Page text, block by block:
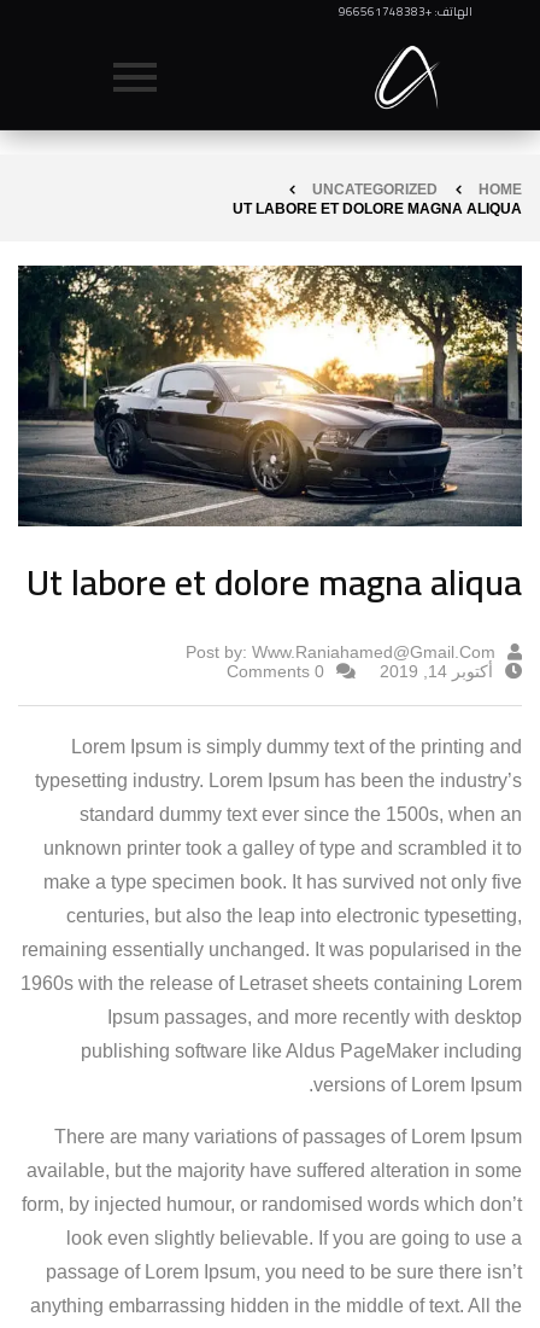
الهاتف: +966561748383
HOME
UNCATEGORIZED
UT LABORE ET DOLORE MAGNA ALIQUA
Ut labore et dolore magna aliqua
Post by: Www.raniahamed@gmail.com
أكتوبر 14, 2019
0 Comments
Lorem Ipsum is simply dummy text of the printing and
typesetting industry. Lorem Ipsum has been the industry’s
standard dummy text ever since the 1500s, when an
unknown printer took a galley of type and scrambled it to
make a type specimen book. It has survived not only five
centuries, but also the leap into electronic typesetting,
remaining essentially unchanged. It was popularised in the
1960s with the release of Letraset sheets containing Lorem
Ipsum passages, and more recently with desktop
publishing software like Aldus PageMaker including
versions of Lorem Ipsum.
There are many variations of passages of Lorem Ipsum
available, but the majority have suffered alteration in some
form, by injected humour, or randomised words which don’t
look even slightly believable. If you are going to use a
passage of Lorem Ipsum, you need to be sure there isn’t
anything embarrassing hidden in the middle of text. All the